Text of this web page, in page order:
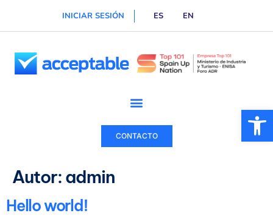
INICIAR SESIÓN ES EN
CONTACTO
Autor: admin
Hello world!